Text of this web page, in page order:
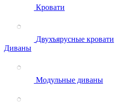
Кровати
Двухъярусные кровати
Диваны
Модульные диваны